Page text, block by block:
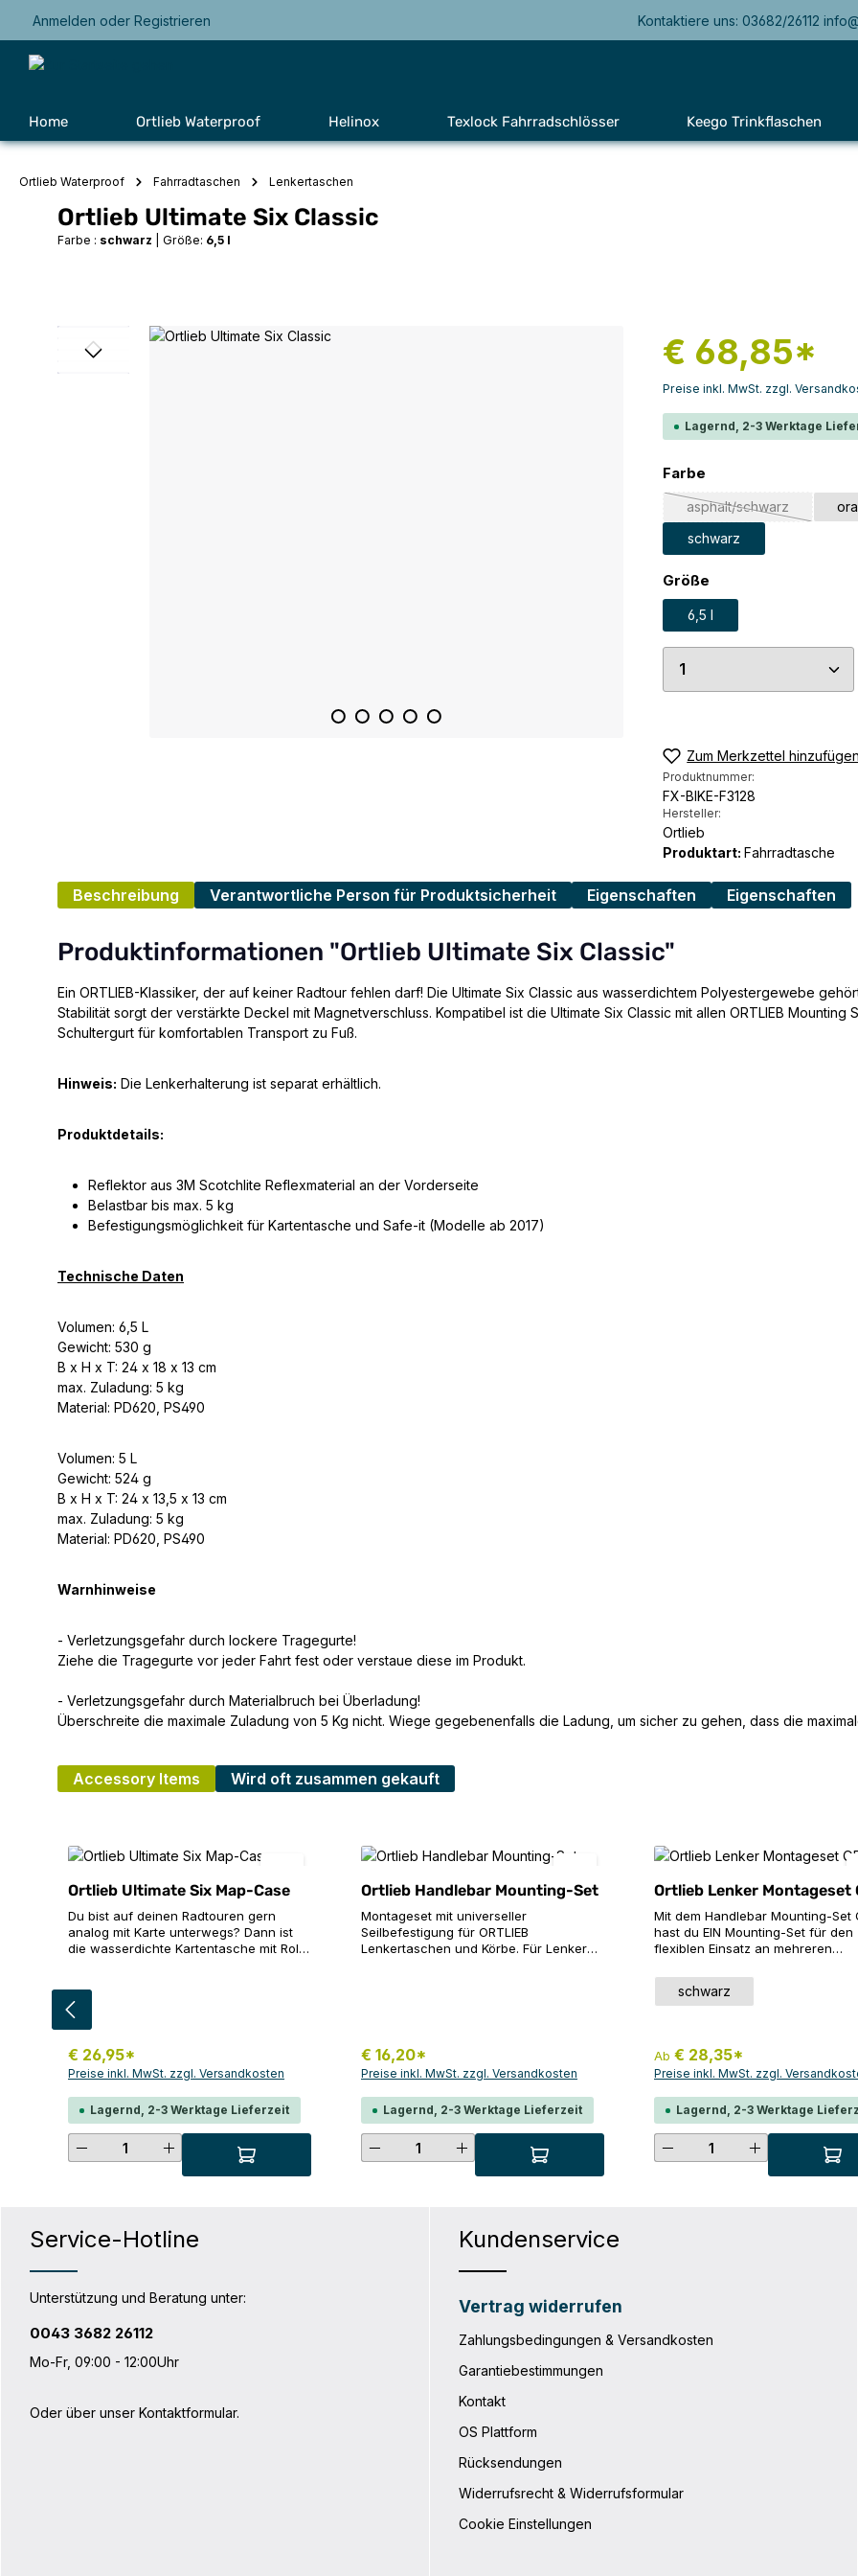
Hauptnavigation springen
Anmelden oder Registrieren Kontaktiere uns: 03682/26112
Home Ortlieb Waterproof Helinox Texlock Fahrradschlösser Keego Trinkflaschen
Ortlieb Waterproof Fahrradtaschen Lenkertaschen
Ortlieb Ultimate Six Classic
Farbe : schwarz Größe: 6,5 l
Bildergalerie überspringen € 68,85*
Preise inkl. MwSt. zzgl.
Lagernd, 2-3 Werktage
Farbe
asphalt/schwarz
(Diese Option ist
schwarz
Größe
6,5 l
Produkt Anzahl:
Zum Merkzettel hinzufügen
Produktnummer:
FX-BIKE-F3128
Hersteller:
Ortlieb
Produktart: Fahrradtasche
Beschreibung Verantwortliche Person für Produktsicherheit Eigenschaften Eigenschaften
Produktinformationen "Ortlieb Ultimate Six Classic"
Ein ORTLIEB-Klassiker, der auf keiner Radtour fehlen darf! Die Ultimate Six Classic aus wasserdichtem Polyestergewebe
Stabilität sorgt der verstärkte Deckel mit Magnetverschluss. Kompatibel ist die Ultimate Six Classic mit allen ORTLIEB Mounting
Schultergurt für komfortablen Transport zu Fuß.
Hinweis: Die Lenkerhalterung ist separat erhältlich.
Produktdetails:
Reflektor aus 3M Scotchlite Reflexmaterial an der Vorderseite
Belastbar bis max. 5 kg
Befestigungsmöglichkeit für Kartentasche und Safe-it (Modelle ab 2017)
Technische Daten
Volumen: 6,5 L
Gewicht: 530 g
B x H x T: 24 x 18 x 13 cm
max. Zuladung: 5 kg
Material: PD620, PS490
Volumen: 5 L
Gewicht: 524 g
B x H x T: 24 x 13,5 x 13 cm
max. Zuladung: 5 kg
Material: PD620, PS490
Warnhinweise
- Verletzungsgefahr durch lockere Tragegurte!
Ziehe die Tragegurte vor jeder Fahrt fest oder verstaue diese im Produkt.
- Verletzungsgefahr durch Materialbruch bei Überladung!
Überschreite die maximale Zuladung von 5 Kg nicht. Wiege gegebenenfalls die Ladung, um sicher zu gehen, dass die
Accessory Items Wird oft zusammen gekauft
Ortlieb Ultimate Six Map-Case
Du bist auf deinen Radtouren gern
analog mit Karte unterwegs? Dann ist
die wasserdichte Kartentasche mit Roll-
dem Befestigungsset in
Sekundenschnelle anbringen und
abnehmen – und nach Bedarf sogar
falten und wenden. Du kannst die
Kartentasche auch beim Wandern
nutzen, wo sie für gute Orientierung bei
jedem Wetter sorgt. Produktdetails:
Inklusive Befestigungsset Kompatibel mit
allen Ultimate Lenkertaschenmodellen
(außer Ultimate Six Compact)
Transparente Vorder- und Rückseite
Kartenformate Technische Daten
PF15
€ 26,95*
Preise inkl. MwSt. zzgl. Versandkosten
Lagernd, 2-3 Werktage Lieferzeit
Produkt Anzahl: Gib den gewünschten Wert ein oder benutze die
Ortlieb Handlebar Mounting-Set
Montageset mit universeller
Seilbefestigung für ORTLIEB
Lenkertaschen und Körbe. Für Lenker
Technische DatenGewicht: 125 g
€ 16,20*
Preise inkl. MwSt. zzgl. Versandkosten
Lagernd, 2-3 Werktage Lieferzeit
Produkt Anzahl: Gib den gewünschten
Ortlieb Lenker Montageset
Mit dem Handlebar Mounting-Set
hast du EIN Mounting-Set für den
flexiblen Einsatz an mehreren
Ortlieb Lenkertaschen. Die
und Demontage erfolgt in
Bedingungen in holprigem und
Gelände stand. Produktdetails: Für
Lenker mit bis zu 35 mm
Reflexfolie an der Vorderseite
Carbonrahmen geeignet
Farbeauswählen
schwarz
Ab€ 28,35*
Preise inkl. MwSt. zzgl.
Lagernd, 2-3 Werktage
Produkt Anzahl:
Service-Hotline
Unterstützung und Beratung unter:
0043 3682 26112
Mo-Fr, 09:00 - 12:00Uhr
Oder über unser Kontaktformular.
Kundenservice
Vertrag widerrufen
Zahlungsbedingungen & Versandkosten
Garantiebestimmungen
Kontakt
OS Plattform
Rücksendungen
Widerrufsrecht & Widerrufsformular
Cookie Einstellungen